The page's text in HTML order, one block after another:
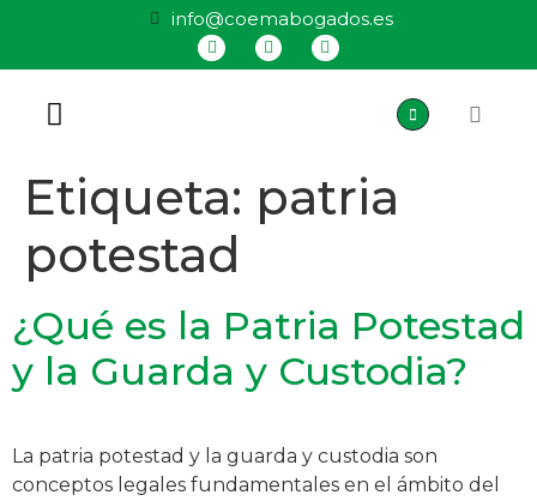
info@coemabogados.es
Etiqueta: patria
potestad
¿Qué es la Patria Potestad
y la Guarda y Custodia?
La patria potestad y la guarda y custodia son
conceptos legales fundamentales en el ámbito del